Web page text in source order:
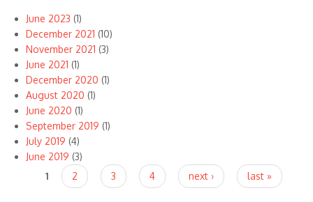
June 2023 (1)
December 2021 (10)
November 2021 (3)
June 2021 (1)
December 2020 (1)
August 2020 (1)
June 2020 (1)
September 2019 (1)
July 2019 (4)
June 2019 (3)
Pages1 2 3 4 next › last »